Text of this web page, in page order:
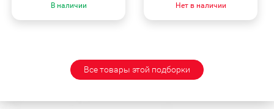
В наличии Нет в наличии
Все товары этой подборки